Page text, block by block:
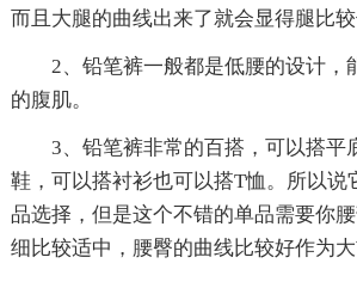
而且大腿的曲线出来了就会显得腿比较
2、铅笔裤一般都是低腰的设计，
的腹肌。
3、铅笔裤非常的百搭，可以搭平
鞋，可以搭衬衫也可以搭T恤。所以说
品选择，但是这个不错的单品需要你
细比较适中，腰臀的曲线比较好作为大